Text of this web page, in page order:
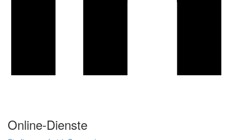
Online-Dienste